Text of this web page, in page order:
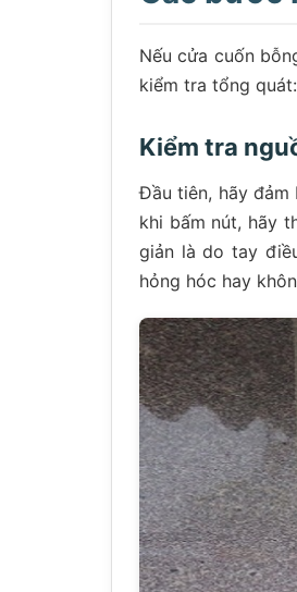
Nếu cửa cuốn
kiểm tra tổng quát:
Kiểm tra
Đầu tiên, hãy đảm
khi bấm nút, hãy
giản là do tay
hỏng hóc hay